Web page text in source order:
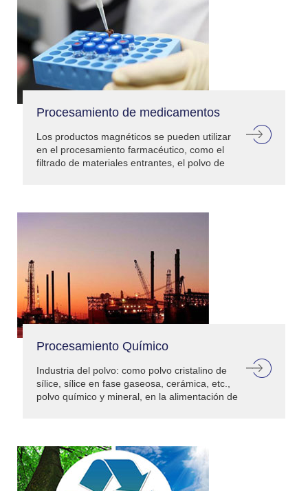
Procesamiento de medicamentos
Los productos magnéticos se pueden utilizar
en el procesamiento farmacéutico, como el
filtrado de materiales entrantes, el polvo de
Procesamiento Químico
Industria del polvo: como polvo cristalino de
sílice, sílice en fase gaseosa, cerámica, etc.,
polvo químico y mineral, en la alimentación de